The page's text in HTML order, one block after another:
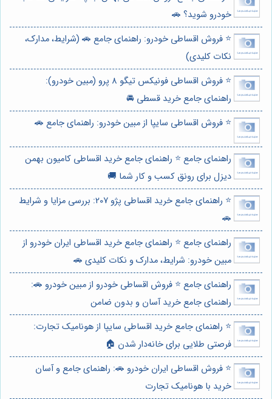
خودرو شوید؟ 🚗
⭐️ فروش اقساطی خودرو: راهنمای جامع 🚗 (شرایط، مدارک،
نکات کلیدی)
⭐️ فروش اقساطی فونیکس تیگو 8 پرو (مبین خودرو):
راهنمای جامع خرید قسطی 🚘
⭐️ فروش اقساطی سایپا از مبین خودرو: راهنمای جامع 🚗
راهنمای جامع ⭐️ راهنمای جامع خرید اقساطی کامیون بهمن
دیزل برای رونق کسب و کار شما 🚚
⭐️ راهنمای جامع خرید اقساطی پژو 207: بررسی مزایا و شرایط
🚗
راهنمای جامع ⭐️ راهنمای جامع خرید اقساطی ایران خودرو از
مبین خودرو: شرایط، مدارک و نکات کلیدی 🚗
راهنمای جامع ⭐️ فروش اقساطی خودرو از مبین خودرو 🚗:
راهنمای جامع خرید آسان و بدون ضامن
⭐️ راهنمای جامع خرید اقساطی سایپا از هونامیک تجارت:
فرصتی طلایی برای خانه‌دار شدن 🏠
⭐️ فروش اقساطی ایران خودرو 🚗: راهنمای جامع و آسان
خرید با هونامیک تجارت